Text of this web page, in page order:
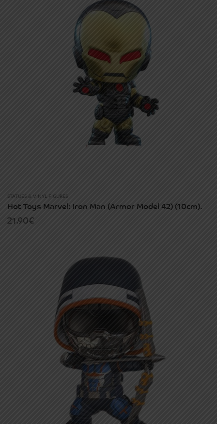
STATUES & VINYL FIGURES
Hot Toys Marvel: Iron Man (Armor Model 42) (10cm).
21.90€